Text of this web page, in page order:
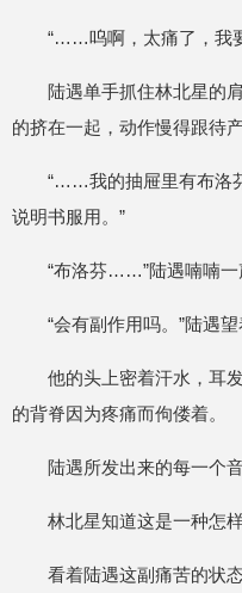
“……呜啊，太痛了，我
陆遇单手抓住林北星的
的挤在一起，动作慢得跟待
“……我的抽屉里有布洛
说明书服用。”
“布洛芬……”陆遇喃喃一
“会有副作用吗。”陆遇望
他的头上密着汗水，耳
的背脊因为疼痛而佝偻着。
陆遇所发出来的每一个
林北星知道这是一种怎样
看着陆遇这副痛苦的状